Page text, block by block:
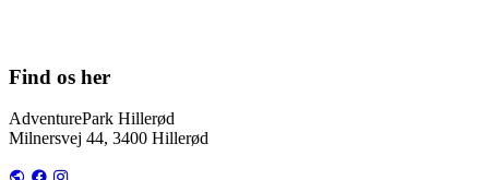
Find os her
AdventurePark Hillerød
Milnersvej 44, 3400 Hillerød